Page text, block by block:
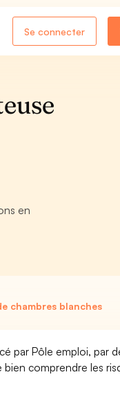
Se connecter
en
chambres blanches
par Pôle emploi, par
comprendre les